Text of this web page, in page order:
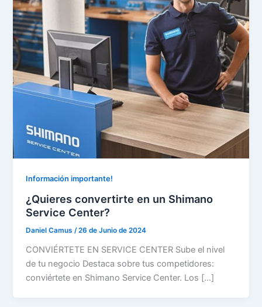
Información importante!
¿Quieres convertirte en un Shimano
Service Center?
Daniel Camus /26 de Junio de 2024
CONVIÉRTETE EN SERVICE CENTER Sube el nivel
de tu negocio Destaca sobre tus competidores:
conviértete en Shimano Service Center. Los […]